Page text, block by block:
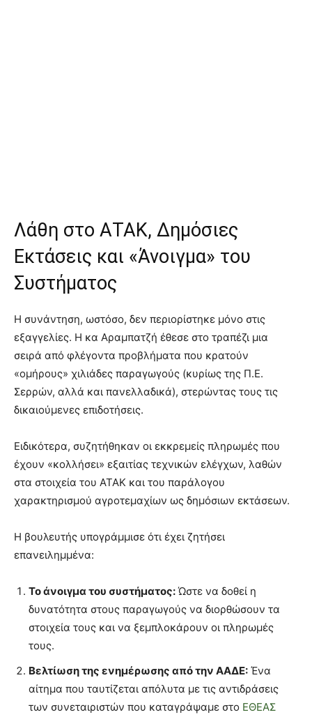
Λάθη στο ΑΤΑΚ, Δημόσιες
Εκτάσεις και «Άνοιγμα» του
Συστήματος
Η συνάντηση, ωστόσο, δεν περιορίστηκε μόνο στις
εξαγγελίες. Η κα Αραμπατζή έθεσε στο τραπέζι μια
σειρά από φλέγοντα προβλήματα που κρατούν
«ομήρους» χιλιάδες παραγωγούς (κυρίως της Π.Ε.
Σερρών, αλλά και πανελλαδικά), στερώντας τους τις
δικαιούμενες επιδοτήσεις.
Ειδικότερα, συζητήθηκαν οι εκκρεμείς πληρωμές που
έχουν «κολλήσει» εξαιτίας τεχνικών ελέγχων, λαθών
στα στοιχεία του ΑΤΑΚ και του παράλογου
χαρακτηρισμού αγροτεμαχίων ως δημόσιων εκτάσεων.
Η βουλευτής υπογράμμισε ότι έχει ζητήσει
επανειλημμένα:
Το άνοιγμα του συστήματος:Ώστε να δοθεί η
δυνατότητα στους παραγωγούς να διορθώσουν τα
στοιχεία τους και να ξεμπλοκάρουν οι πληρωμές
τους.
Βελτίωση της ενημέρωσης από την ΑΑΔΕ: Ένα
αίτημα που ταυτίζεται απόλυτα με τις αντιδράσεις
των συνεταιριστών που καταγράψαμε στο ΕΘΕΑΣ